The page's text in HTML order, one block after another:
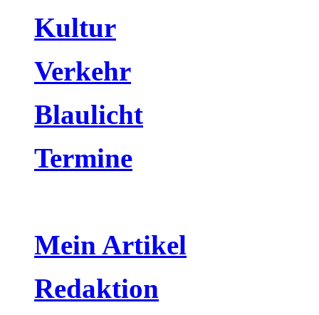
Kultur
Verkehr
Blaulicht
Termine
Mein Artikel
Redaktion